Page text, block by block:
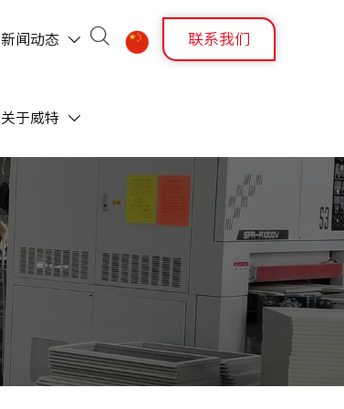
新闻动态 
关于威特 
  联系我们